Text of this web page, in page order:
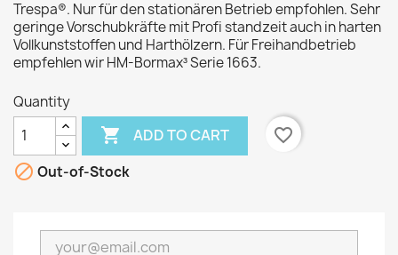
Trespa®. Nur für den stationären Betrieb empfohlen. Sehr
geringe Vorschubkräfte mit Profi standzeit auch in harten
Vollkunststoffen und Harthölzern. Für Freihandbetrieb
empfehlen wir HM-Bormax³ Serie 1663.
Quantity
 ADD TO CART
favorite_border
 Out-of-Stock